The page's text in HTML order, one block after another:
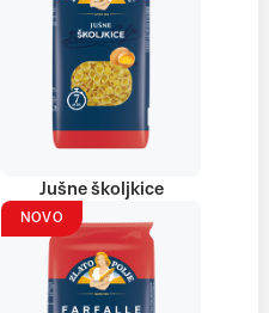
Jušne školjkice
NOVO